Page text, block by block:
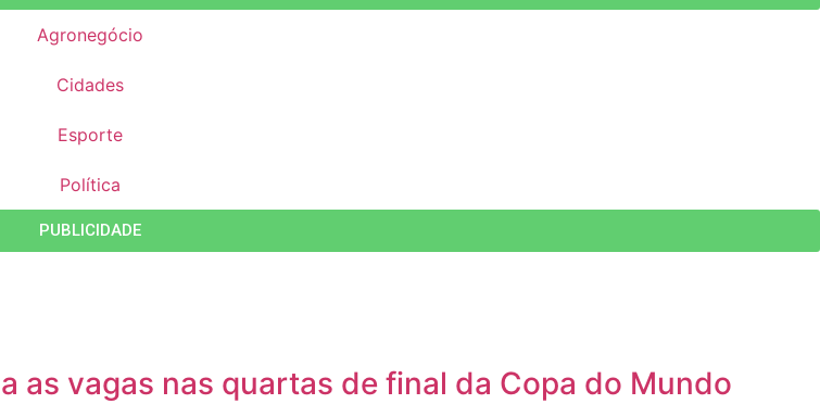
Agronegócio
Cidades
Esporte
Política
PUBLICIDADE
as vagas nas quartas de final da Copa do Mundo